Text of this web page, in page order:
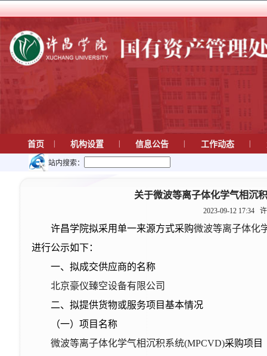
首页 机构设置 信息公告 工作动态
站内搜索：
关于微波等离子体化学气相沉
2023-09-12 17:34
许昌学院拟采用单一来源方式采购微波等离子体化
进行公示如下：
一、拟成交供应商的名称
北京豪仪臻空设备有限公司
二、拟提供货物或服务项目基本情况
（一）项目名称
微波等离子体化学气相沉积系统(MPCVD)采购项目